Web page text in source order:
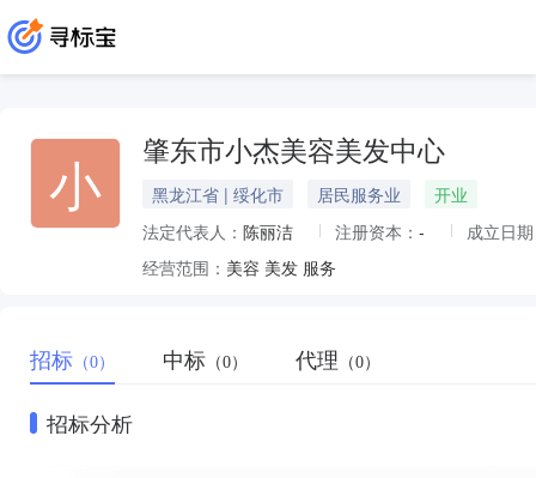
小 肇东市小杰美容美发中心
黑龙江省 | 绥化市 居民服务业
开业
法定代表人： 陈丽洁 注册资本： -
成立日
经营范围： 美容 美发 服务
招标 （0） 中标 （0） 代理 （0）
招标分析